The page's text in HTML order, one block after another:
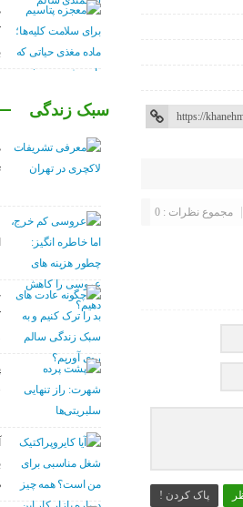
مجموع نظرات : 0
پاک کردن !
سبک زندگی